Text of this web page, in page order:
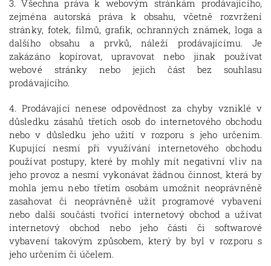
3. Všechna práva k webovým stránkám prodávajícího,
zejména autorská práva k obsahu, včetně rozvržení
stránky, fotek, filmů, grafik, ochranných známek, loga a
dalšího obsahu a prvků, náleží prodávajícímu. Je
zakázáno kopírovat, upravovat nebo jinak používat
webové stránky nebo jejich část bez souhlasu
prodávajícího.
4. Prodávající nenese odpovědnost za chyby vzniklé v
důsledku zásahů třetích osob do internetového obchodu
nebo v důsledku jeho užití v rozporu s jeho určením.
Kupující nesmí při využívání internetového obchodu
používat postupy, které by mohly mít negativní vliv na
jeho provoz a nesmí vykonávat žádnou činnost, která by
mohla jemu nebo třetím osobám umožnit neoprávněně
zasahovat či neoprávněně užít programové vybavení
nebo další součásti tvořící internetový obchod a užívat
internetový obchod nebo jeho části či softwarové
vybavení takovým způsobem, který by byl v rozporu s
jeho určením či účelem.